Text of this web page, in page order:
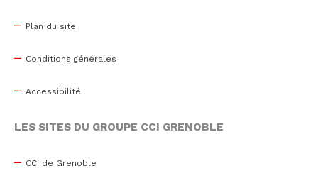
Plan du site
Conditions générales
Accessibilité
LES SITES DU GROUPE CCI GRENOBLE
CCI de Grenoble